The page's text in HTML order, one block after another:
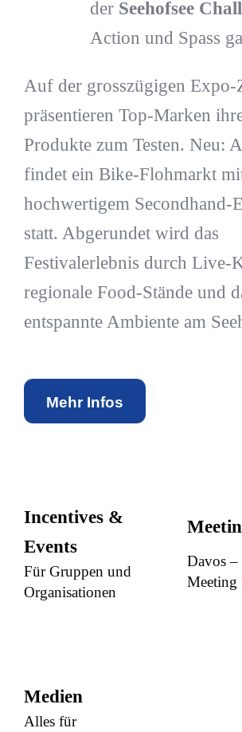
der Seehofsee
Action und Spass
Auf der grosszügigen Expo-
präsentieren Top-Marken
Produkte zum Testen. Neu:
findet ein Bike-Flohmarkt
hochwertigem Secondhand-
statt. Abgerundet wird das
Festivalerlebnis durch Live-
regionale Food-Stände und
entspannte Ambiente am
Mehr Infos
Incentives &
Events
Für Gruppen und
Organisationen
Davos –
Meeting
Medien
Alles für